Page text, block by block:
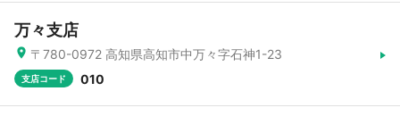
万々支店
〒780-0972 高知県高知市中万々字石神1-23
支店コード 010